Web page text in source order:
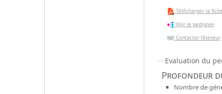
Télécharger la
Voir le pedigree
Contacter l'éleveur
Evaluation du
Profondeur
Nombre de